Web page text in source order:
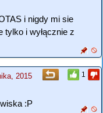
i nigdy mi sie
tylko i wyłącznie z
1
2015
:P